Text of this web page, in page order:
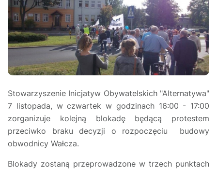
Stowarzyszenie Inicjatyw Obywatelskich "Alternatywa"
7 listopada, w czwartek w godzinach 16:00 - 17:00
zorganizuje kolejną blokadę będącą protestem
przeciwko braku decyzji o rozpoczęciu budowy
obwodnicy Wałcza.
Blokady zostaną przeprowadzone w trzech punktach